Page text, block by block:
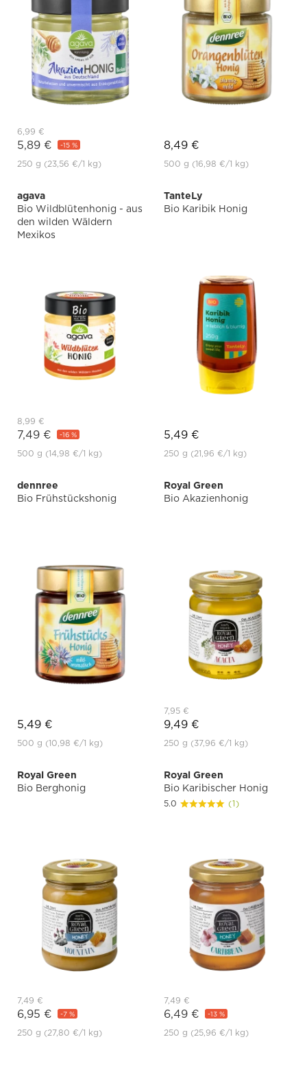
6,99 €
5,89 € -15 %
250 g (23,56 €/1 kg)
8,49 €
500 g (16,98 €/1 kg)
agava
Bio Wildblütenhonig - aus
den wilden Wäldern
Mexikos
8,99 €
7,49 € -16 %
500 g (14,98 €/1 kg)
TanteLy
Bio Karibik Honig
5,49 €
250 g (21,96 €/1 kg)
dennree
Bio Frühstückshonig
5,49 €
500 g (10,98 €/1 kg)
Royal Green
Bio Akazienhonig
7,95 €
9,49 €
250 g (37,96 €/1 kg)
Royal Green
Bio Berghonig
7,49 €
6,95 € -7 %
250 g (27,80 €/1 kg)
Royal Green
Bio Karibischer Honig
5.0 (1)
7,49 €
6,49 € -13 %
250 g (25,96 €/1 kg)